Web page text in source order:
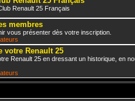
Renault 25 Français
membres
vous présenter dès votre inscription.
votre Renault 25
Renault 25 en dressant un historique, en